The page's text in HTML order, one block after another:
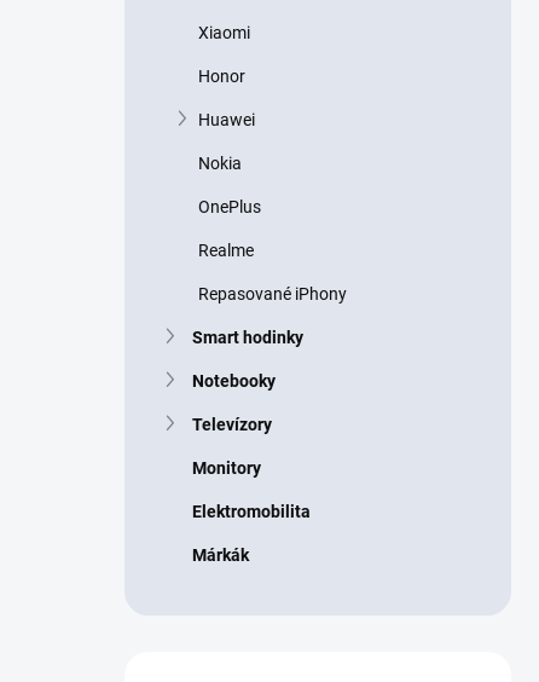
Xiaomi
Honor
Huawei
Nokia
OnePlus
Realme
Repasované iPhony
Smart hodinky
Notebooky
Televízory
Monitory
Elektromobilita
Márkák